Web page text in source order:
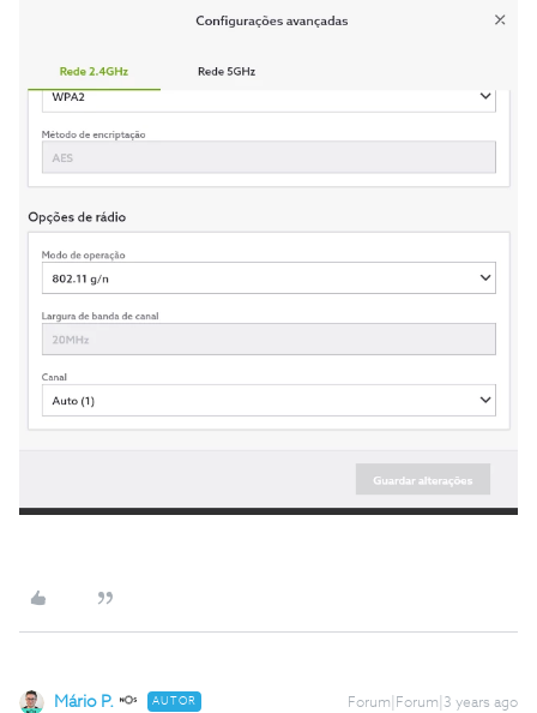
Mário P. AUTOR Forum|Forum|3 years ago